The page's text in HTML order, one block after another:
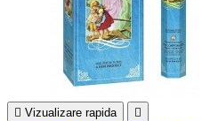
 Vizualizare rapida 